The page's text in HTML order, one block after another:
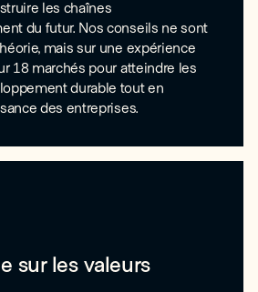
les chaînes
du futur. Nos conseils ne sont
mais sur une expérience
18 marchés pour atteindre les
durable tout en
des entreprises.
sur les valeurs